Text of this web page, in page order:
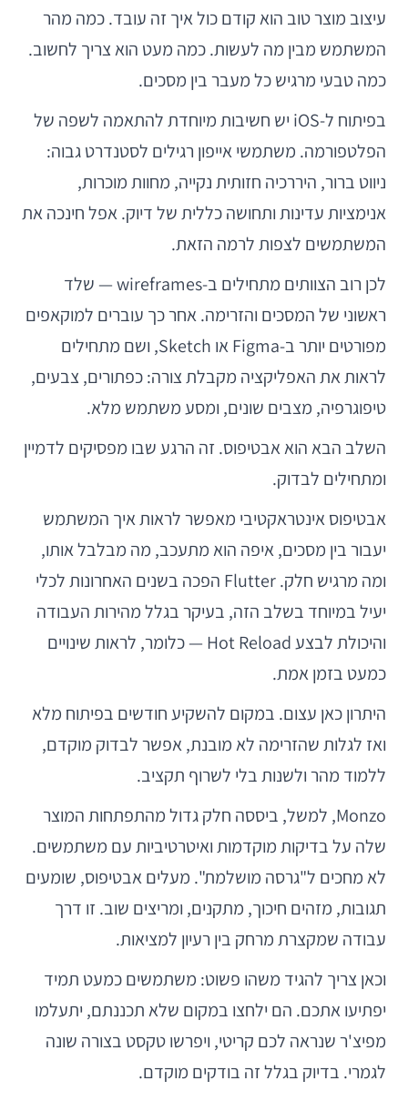
עיצוב מוצר טוב הוא קודם כול איך זה עובד. כמה מהר
המשתמש מבין מה לעשות. כמה מעט הוא צריך לחשוב.
כמה טבעי מרגיש כל מעבר בין מסכים.
בפיתוח ל-iOS יש חשיבות מיוחדת להתאמה לשפה של
הפלטפורמה. משתמשי אייפון רגילים לסטנדרט גבוה:
ניווט ברור, היררכיה חזותית נקייה, מחוות מוכרות,
אנימציות עדינות ותחושה כללית של דיוק. אפל חינכה את
המשתמשים לצפות לרמה הזאת.
לכן רוב הצוותים מתחילים ב-wireframes — שלד
ראשוני של המסכים והזרימה. אחר כך עוברים למוקאפים
מפורטים יותר ב-Figma או Sketch, ושם מתחילים
לראות את האפליקציה מקבלת צורה: כפתורים, צבעים,
טיפוגרפיה, מצבים שונים, ומסע משתמש מלא.
השלב הבא הוא אבטיפוס. זה הרגע שבו מפסיקים לדמיין
ומתחילים לבדוק.
אבטיפוס אינטראקטיבי מאפשר לראות איך המשתמש
יעבור בין מסכים, איפה הוא מתעכב, מה מבלבל אותו,
ומה מרגיש חלק. Flutter הפכה בשנים האחרונות לכלי
יעיל במיוחד בשלב הזה, בעיקר בגלל מהירות העבודה
והיכולת לבצע Hot Reload — כלומר, לראות שינויים
כמעט בזמן אמת.
היתרון כאן עצום. במקום להשקיע חודשים בפיתוח מלא
ואז לגלות שהזרימה לא מובנת, אפשר לבדוק מוקדם,
ללמוד מהר ולשנות בלי לשרוף תקציב.
Monzo, למשל, ביססה חלק גדול מהתפתחות המוצר
שלה על בדיקות מוקדמות ואיטרטיביות עם משתמשים.
לא מחכים ל"גרסה מושלמת". מעלים אבטיפוס, שומעים
תגובות, מזהים חיכוך, מתקנים, ומריצים שוב. זו דרך
עבודה שמקצרת מרחק בין רעיון למציאות.
וכאן צריך להגיד משהו פשוט: משתמשים כמעט תמיד
יפתיעו אתכם. הם ילחצו במקום שלא תכננתם, יתעלמו
מפיצ'ר שנראה לכם קריטי, ויפרשו טקסט בצורה שונה
לגמרי. בדיוק בגלל זה בודקים מוקדם.